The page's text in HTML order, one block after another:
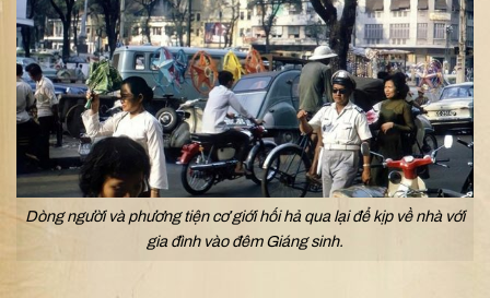
Dòng người và phương tiện cơ giới hối hả qua lại để kịp về nhà với
gia đình vào đêm Giáng sinh.